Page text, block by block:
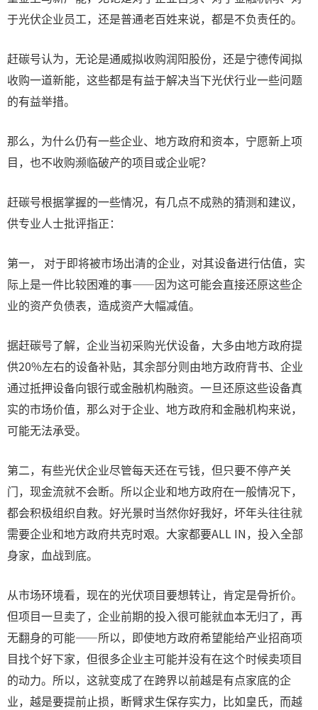
于光伏企业员工，还是普通老百姓来说，都是不负责任的。
赶碳号认为，无论是通威拟收购润阳股份，还是宁德传闻拟
收购一道新能，这些都是有益于解决当下光伏行业一些问题
的有益举措。
那么，为什么仍有一些企业、地方政府和资本，宁愿新上项
目，也不收购濒临破产的项目或企业呢？
赶碳号根据掌握的一些情况，有几点不成熟的猜测和建议，
供专业人士批评指正：
第一， 对于即将被市场出清的企业，对其设备进行估值，实
际上是一件比较困难的事——因为这可能会直接还原这些企
业的资产负债表，造成资产大幅减值。
据赶碳号了解，企业当初采购光伏设备，大多由地方政府提
供20%左右的设备补贴，其余部分则由地方政府背书、企业
通过抵押设备向银行或金融机构融资。一旦还原这些设备真
实的市场价值，那么对于企业、地方政府和金融机构来说，
可能无法承受。
第二，有些光伏企业尽管每天还在亏钱，但只要不停产关
门，现金流就不会断。所以企业和地方政府在一般情况下，
都会积极组织自救。好光景时当然你好我好，坏年头往往就
需要企业和地方政府共克时艰。大家都要ALL IN，投入全部
身家，血战到底。
从市场环境看，现在的光伏项目要想转让，肯定是骨折价。
但项目一旦卖了，企业前期的投入很可能就血本无归了，再
无翻身的可能——所以，即使地方政府希望能给产业招商项
目找个好下家，但很多企业主可能并没有在这个时候卖项目
的动力。所以，这就变成了在跨界以前越是有点家底的企
业，越是要提前止损，断臂求生保存实力，比如皇氏，而越